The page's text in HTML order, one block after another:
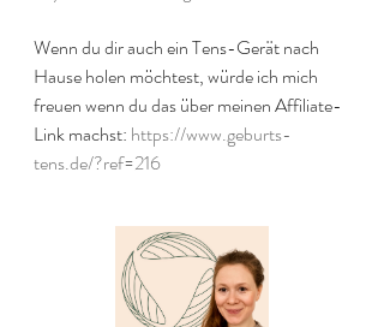
Wenn du dir auch ein Tens-Gerät nach
Hause holen möchtest, würde ich mich
freuen wenn du das über meinen Affiliate-
Link machst: https://www.geburts-
tens.de/?ref=216